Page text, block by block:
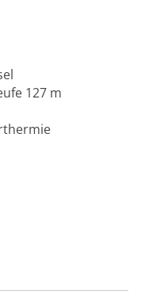
127 m